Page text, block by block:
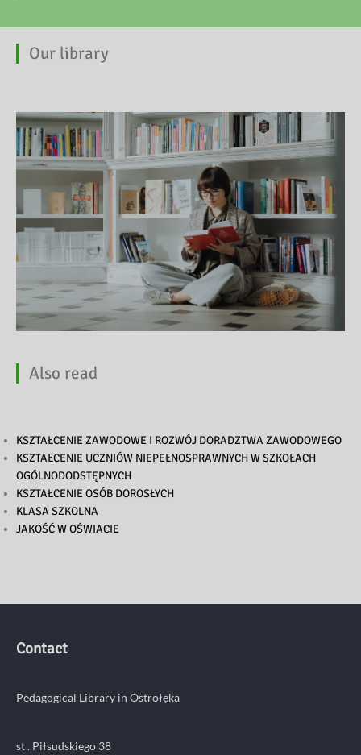
Our library
Also read
KSZTAŁCENIE ZAWODOWE I ROZWÓJ DORADZTWA ZAWODOWEGO
KSZTAŁCENIE UCZNIÓW NIEPEŁNOSPRAWNYCH W SZKOŁACH
OGÓLNODODSTĘPNYCH
KSZTAŁCENIE OSÓB DOROSŁYCH
KLASA SZKOLNA
JAKOŚĆ W OŚWIACIE
Contact
Pedagogical Library in Ostrołęka
st . Piłsudskiego 38